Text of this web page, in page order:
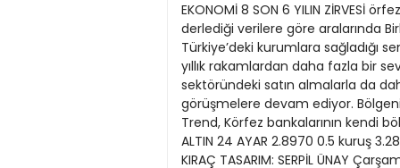
Cumhuriyet Ankara
Cumhuriyet Büyük
Taaruz
Cumhuriyet
Cumartesi
Cumhuriyet Çevre
2013
2012
2011
2010
2009
EKONOMİ 8 SON 6 YILIN ZİRVESİ örfez bölgesindeki bankalar Türkiye’de son 6 yılın en aktif kredi performansını gösteriyor. Bloomberg’in derlediği verilere göre aralarında Birleşik Arap Emirlikleri ve Katarlı bankaların da bulunduğu Körfez bankalarının bu yılın ilk yarısında Türkiye’deki kurumlara sağladığı sendikasyon kredileri 2.4 milyar doları buldu. Bu rakam, en azından 2009 yılından bu yana kaydedilen yıllık rakamlardan daha fazla bir seviyeye işaret ediyor. Sendikasyon kredilerinin yanında Körfez bankalarının Türkiye bankacılık sektöründeki satın almalarla da daha yakından ilgilendiği görülüyor. Katar’ın en büyük bankası QNB, Finansbank’ın satışı için görüşmelere devam ediyor. Bölgenin bir diğer büyük bankası Mashreqbank da Türkiye’de daha aktif olma planlarının olduğunu açıkladı. Trend, Körfez bankalarının kendi bölgeleri dışında gelirlerini artırmalarını ve müşteri taba DOLAR AVRO FAİZ BORSA CUMHURİYET ALTIN ALTIN 24 AYAR 2.8970 0.5 kuruş 3.2880 0.4 kuruş 10.17 0.28 puan 80.496 761 puan 733.45 66 kuruş 109.75 20 kuruş EDİTÖR: ŞEHRİBAN KIRAÇ TASARIM: SERPİL ÜNAY Çarşamba 21 Ekim 2015 Körfez bankalarının Türk bankacılık sistemine verdiği sendikasyon kredileri 2009 yılından itibaren yükselen bir eğilim gösteriyor Türk bankalarına 2.4 milyar dolar Körfez fonu K nını farklılaştırmayı ne kadar istediğini de gözler önüne seriyor. Bahreyn’deki Securities & Invesment Co. bankacılık analisti Chiradeep Ghosh, “Toplamda ekonomi büyüdüğü ve demografik yapı avantaj sunduğu için ülkede birçok kredi fırsatı bulunuyor. Kredilerin geri dönüşü oldukça cazip, ama temel risk kur olarak gözüküyor” dedi. Son 3 yıl içinde Türk kurumlarının Körfez bölgesindeki en büyük finansörü National Bank of Abu Dabi oldu. Banka bu yıl Türkiye’deki kurumlara 571.3 milyon dolar kredi sağladı. Abu Dabili First Gulf Bank PJSC 566.3 milyon dolar, Bahreynli ABC ise 313 milyon dolar sendikasyon kredisi verdi. 2015 yılında Türkiye’de sendikasyon kredileri geçen yıla kıyasla yüzde 37 artışla 31.4 milyar dolara çıktı. Sendikasyon kredilerinin yüzde 8’ini Körfez bankaları verdi. Bankalar Birliği verilerine göre Türkiye’de kurulmuş 4’ü Körfez sermayeli 14 yabancı sermayeli banka bulunuyor. WashingtonAnkara hattında PYD gerilimi yükseliyor uriye konusunda kâğıt üzerinde müttefik görünen Türkiye ile ABD arasında, YPG ekseninde başlayan uyuşmazlık derinleşiyor. Üst düzey bir yetkilinin aralarında yer aldığım bir grup gazeteciye yaptığı bilgilendirme, WashingtonAnkara hattındaki kırılma noktalarının arttığını işaret ediyor. PYD’ye silah değil mühimmat: